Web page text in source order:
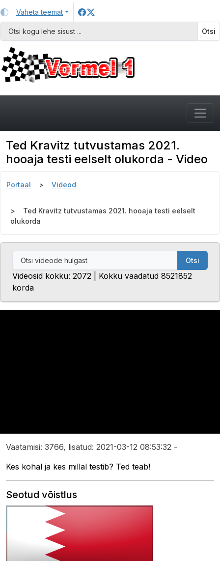
Vaheta teemat
Otsi
Ted Kravitz tutvustamas 2021.
hooaja testi eelselt olukorda - Video
Portaal Videod
Ted Kravitz tutvustamas 2021. hooaja testi eelselt
olukorda
Otsi
Videosid kokku: 2072 | Kokku vaadatud 8521852
korda
Vaatamisi: 3766, lisatud: 2021-03-12 08:53:32 -
Kes kohal ja kes millal testib? Ted teab!
Seotud võistlus